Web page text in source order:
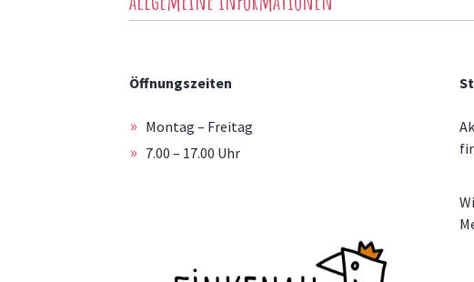
Öffnungszeiten
Montag – Freitag
7.00 – 17.00 Uhr